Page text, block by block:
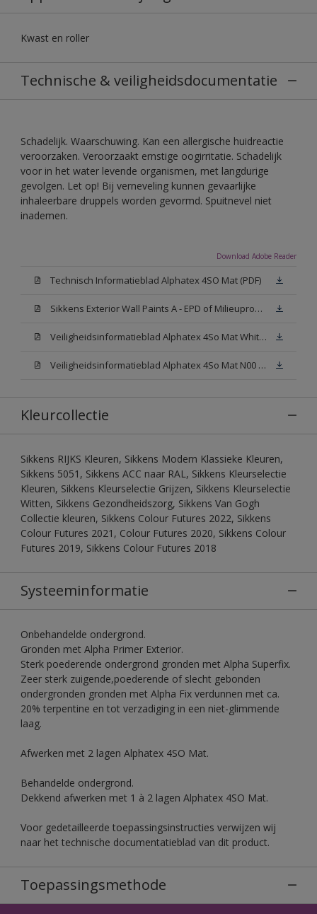
Kwast en roller
Technische & veiligheidsdocumentatie
Schadelijk. Waarschuwing. Kan een allergische huidreactie
veroorzaken. Veroorzaakt ernstige oogirritatie. Schadelijk
voor in het water levende organismen, met langdurige
gevolgen. Let op! Bij verneveling kunnen gevaarlijke
inhaleerbare druppels worden gevormd. Spuitnevel niet
inademen.
Download Adobe Reader
Technisch Informatieblad Alphatex 4SO Mat (PDF)
Sikkens Exterior Wall Paints A - EPD of Milieuproductverklaring
Veiligheidsinformatieblad Alphatex 4So Mat White W05 (MSDS)
Veiligheidsinformatieblad Alphatex 4So Mat N00 (MSDS)
Kleurcollectie
Sikkens RIJKS Kleuren, Sikkens Modern Klassieke Kleuren,
Sikkens 5051, Sikkens ACC naar RAL, Sikkens Kleurselectie
Kleuren, Sikkens Kleurselectie Grijzen, Sikkens Kleurselectie
Witten, Sikkens Gezondheidszorg, Sikkens Van Gogh
Collectie kleuren, Sikkens Colour Futures 2022, Sikkens
Colour Futures 2021, Colour Futures 2020, Sikkens Colour
Futures 2019, Sikkens Colour Futures 2018
Systeeminformatie
Onbehandelde ondergrond.
Gronden met Alpha Primer Exterior.
Sterk poederende ondergrond gronden met Alpha Superfix.
Zeer sterk zuigende,poederende of slecht gebonden
ondergronden gronden met Alpha Fix verdunnen met ca.
20% terpentine en tot verzadiging in een niet-glimmende
laag.
Afwerken met 2 lagen Alphatex 4SO Mat.
Behandelde ondergrond.
Dekkend afwerken met 1 à 2 lagen Alphatex 4SO Mat.
Voor gedetailleerde toepassingsinstructies verwijzen wij
naar het technische documentatieblad van dit product.
Toepassingsmethode